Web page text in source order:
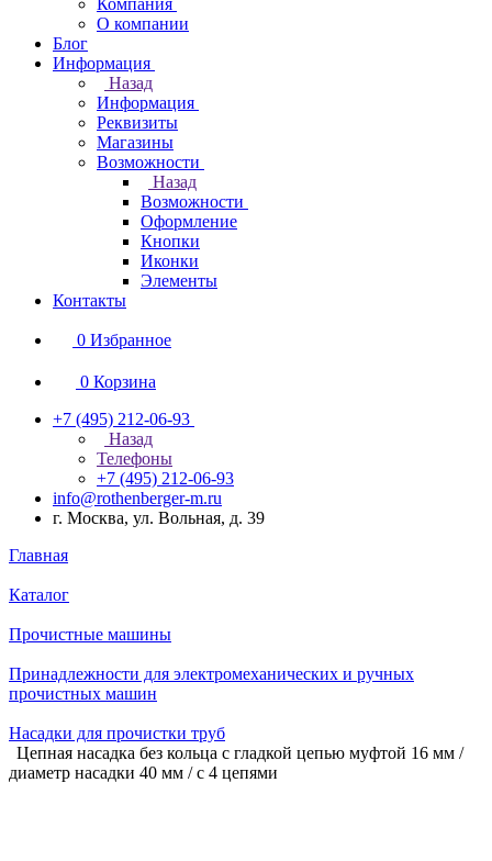
Компания
О компании
Блог
Информация
Назад
Информация
Реквизиты
Магазины
Возможности
Назад
Возможности
Оформление
Кнопки
Иконки
Элементы
Контакты
0 Избранное
0 Корзина
+7 (495) 212-06-93
Назад
Телефоны
+7 (495) 212-06-93
info@rothenberger-m.ru
г. Москва, ул. Вольная, д. 39
Главная
Каталог
Прочистные машины
Принадлежности для электромеханических и ручных
прочистных машин
Насадки для прочистки труб
Цепная насадка без кольца с гладкой цепью муфтой 16 мм /
диаметр насадки 40 мм / с 4 цепями